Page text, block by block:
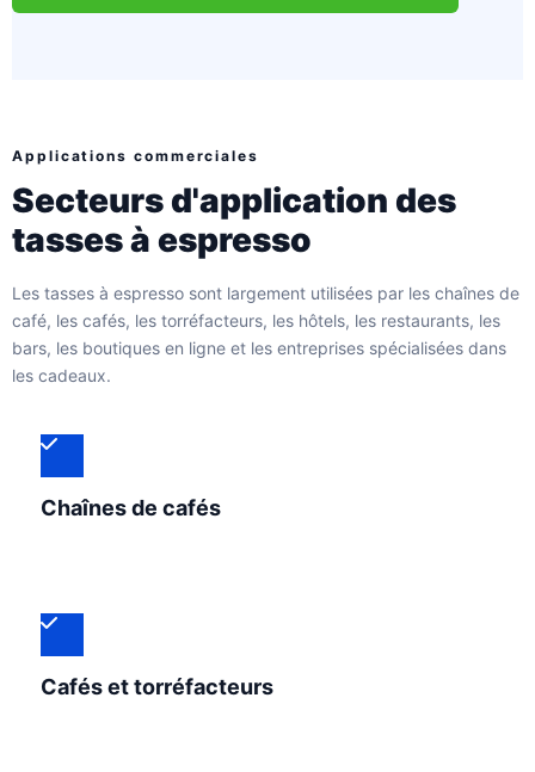
Applications commerciales
Secteurs d'application des
tasses à espresso
Les tasses à espresso sont largement utilisées par les chaînes de
café, les cafés, les torréfacteurs, les hôtels, les restaurants, les
bars, les boutiques en ligne et les entreprises spécialisées dans
les cadeaux.
Chaînes de cafés
Cafés et torréfacteurs